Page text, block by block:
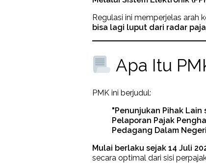
Regulasi ini memperjelas arah
bisa lagi luput dari radar
Apa Itu
PMK ini berjudul:
"Penunjukan Pihak
Pelaporan Pajak
Pedagang Dalam
Mulai berlaku sejak 14 Juli
secara optimal dari sisi